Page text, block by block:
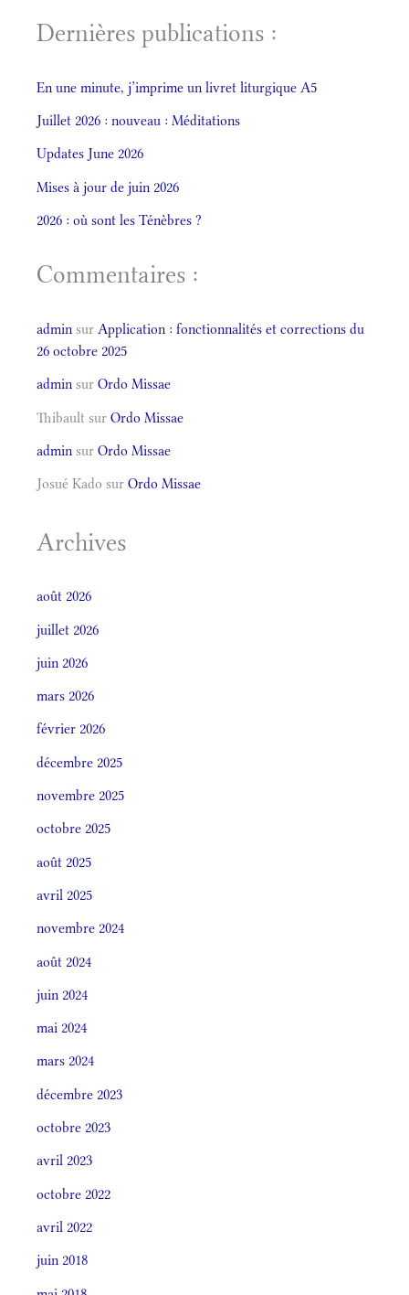
Dernières publications :
En une minute, j’imprime un livret liturgique A5
Juillet 2026 : nouveau : Méditations
Updates June 2026
Mises à jour de juin 2026
2026 : où sont les Ténèbres ?
Commentaires :
admin sur Application : fonctionnalités et corrections du
26 octobre 2025
admin sur Ordo Missae
Thibault sur Ordo Missae
admin sur Ordo Missae
Josué Kado sur Ordo Missae
Archives
août 2026
juillet 2026
juin 2026
mars 2026
février 2026
décembre 2025
novembre 2025
octobre 2025
août 2025
avril 2025
novembre 2024
août 2024
juin 2024
mai 2024
mars 2024
décembre 2023
octobre 2023
avril 2023
octobre 2022
avril 2022
juin 2018